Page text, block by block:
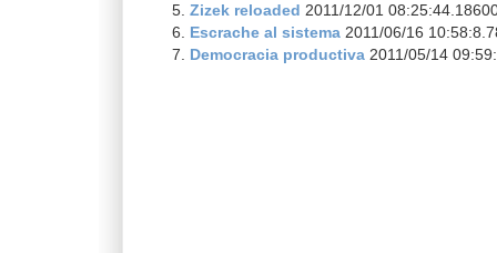
Zizek reloaded 2011/12/01
Escrache al sistema 2011/06/16
Democracia productiva 2011/05/14